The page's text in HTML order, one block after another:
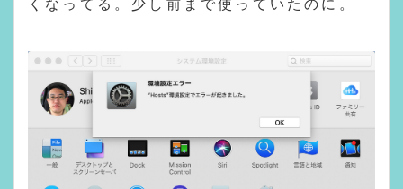
くなってる。少し前まで使っていたのに。